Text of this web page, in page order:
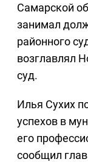
Самарской
занимал
районного
возглавлял
суд.
Илья Сухих
успехов в
его
сообщил